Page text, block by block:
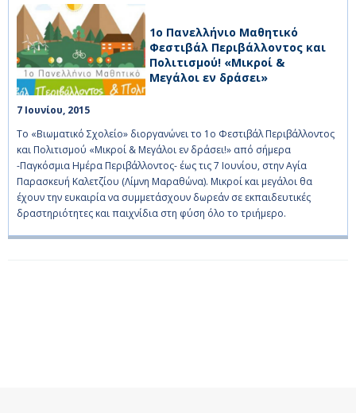
1ο Πανελλήνιο Μαθητικό
Φεστιβάλ Περιβάλλοντος και
Πολιτισμού! «Μικροί &
Μεγάλοι εν δράσει»
7 Ιουνίου, 2015
Το «Βιωματικό Σχολείο» διοργανώνει το 1ο Φεστιβάλ Περιβάλλοντος
και Πολιτισμού «Μικροί & Μεγάλοι εν δράσει!» από σήμερα
-Παγκόσμια Ημέρα Περιβάλλοντος- έως τις 7 Ιουνίου, στην Αγία
Παρασκευή Καλετζίου (Λίμνη Μαραθώνα). Μικροί και μεγάλοι θα
έχουν την ευκαιρία να συμμετάσχουν δωρεάν σε εκπαιδευτικές
δραστηριότητες και παιχνίδια στη φύση όλο το τριήμερο.